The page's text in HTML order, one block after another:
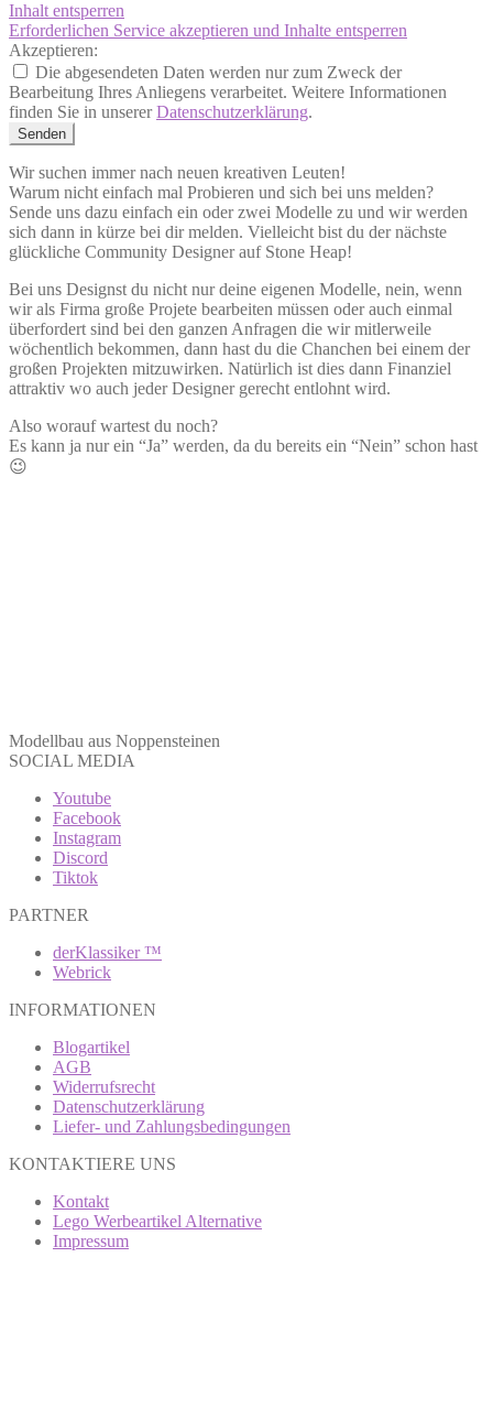
Inhalt entsperren
Erforderlichen Service akzeptieren und Inhalte entsperren
Akzeptieren:
Die abgesendeten Daten werden nur zum Zweck der
Bearbeitung Ihres Anliegens verarbeitet. Weitere Informationen
finden Sie in unsererDatenschutzerklärung​.
Senden
Wir suchen immer nach neuen kreativen Leuten!
Warum nicht einfach mal Probieren und sich bei uns melden?
Sende uns dazu einfach ein oder zwei Modelle zu und wir werden
sich dann in kürze bei dir melden. Vielleicht bist du der nächste
glückliche Community Designer auf Stone Heap!
Bei uns Designst du nicht nur deine eigenen Modelle, nein, wenn
wir als Firma große Projete bearbeiten müssen oder auch einmal
überfordert sind bei den ganzen Anfragen die wir mitlerweile
wöchentlich bekommen, dann hast du die Chanchen bei einem der
großen Projekten mitzuwirken. Natürlich ist dies dann Finanziel
attraktiv wo auch jeder Designer gerecht entlohnt wird.
Also worauf wartest du noch?
Es kann ja nur ein “Ja” werden, da du bereits ein “Nein” schon hast
😉
Modellbau aus Noppensteinen
SOCIAL MEDIA
Youtube
Facebook
Instagram
Discord
Tiktok
PARTNER
derKlassiker ™
Webrick
INFORMATIONEN
Blogartikel
AGB
Widerrufsrecht
Datenschutzerklärung
Liefer- und Zahlungsbedingungen
KONTAKTIERE UNS
Kontakt
Lego Werbeartikel Alternative
Impressum